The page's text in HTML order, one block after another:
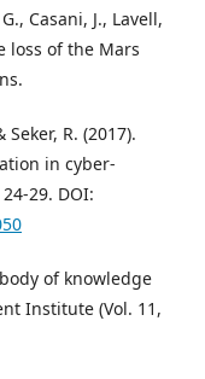
Casani, J., Lavell,
loss of the Mars
R. (2017).
in cyber-
29. DOI:
of knowledge
Institute (Vol. 11,